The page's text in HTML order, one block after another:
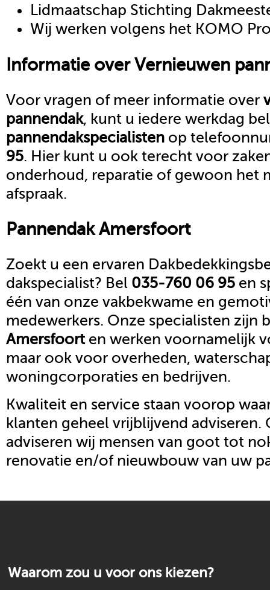
Lidmaatschap Stichting
Wij werken volgens het KOMO
Informatie overVernieuwen
Voor vragen of meer informatie over
pannendak, kunt u iedere werkdag
pannendakspecialisten op
95. Hier kunt u ook terecht voor
onderhoud, reparatie of gewoon het
afspraak.
PannendakAmersfoort
Zoekt u een ervaren
dakspecialist? Bel 035-760 06 95 en
één van onze vakbekwame en
medewerkers. Onze specialisten zijn
Amersfoorten werken voornamelijk
maar ook voor overheden,
woningcorporaties en bedrijven.
Kwaliteit en service staan voorop
klanten geheel vrijblijvend adviseren.
adviseren wij mensen van goot tot
renovatie en/of nieuwbouw van uw
Waarom zou u voor ons kiezen?